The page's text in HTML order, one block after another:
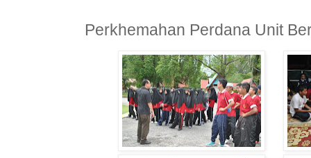
Perkhemahan Perdana Unit